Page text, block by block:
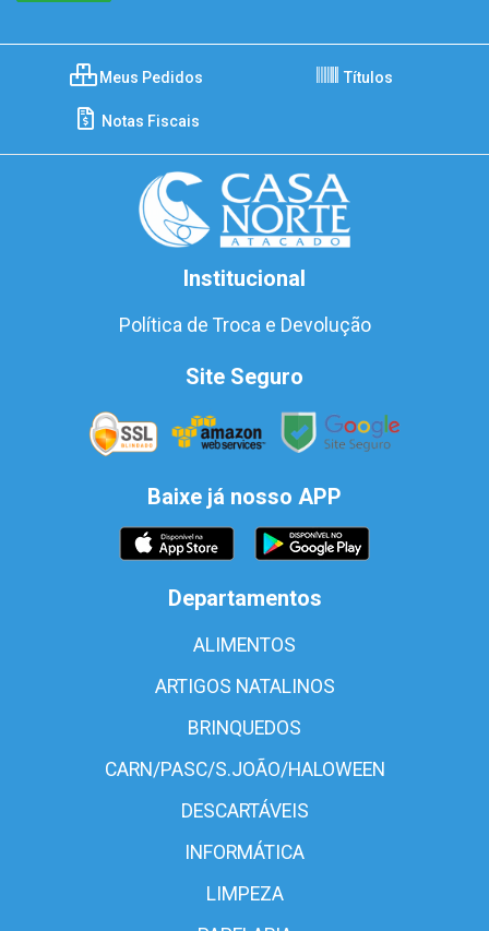
Meus Pedidos Títulos
Notas Fiscais
Institucional
Política de Troca e Devolução
Site Seguro
Baixe já nosso APP
Departamentos
ALIMENTOS
ARTIGOS NATALINOS
BRINQUEDOS
CARN/PASC/S.JOÃO/HALOWEEN
DESCARTÁVEIS
INFORMÁTICA
LIMPEZA